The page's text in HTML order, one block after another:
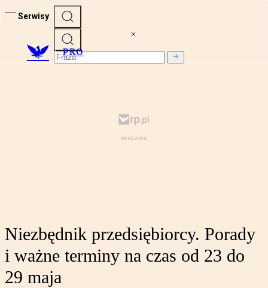
Serwisy
PRO
Niezbędnik przedsiębiorcy. Porady
i ważne terminy na czas od 23 do
29 maja